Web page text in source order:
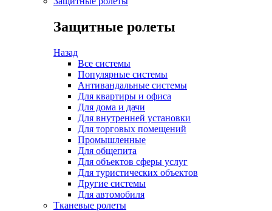
Защитные ролеты
Назад
Все системы
Популярные системы
Антивандальные системы
Для квартиры и офиса
Для дома и дачи
Для внутренней установки
Для торговых помещений
Промышленные
Для общепита
Для объектов сферы услуг
Для туристических объектов
Другие системы
Для автомобиля
Тканевые ролеты